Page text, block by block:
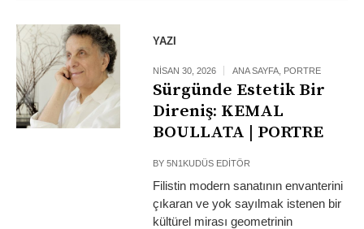
YAZI
NISAN 30, 2026 ANA SAYFA PORTRE
Sürgünde Estetik Bir
Direniş: KEMAL
BOULLATA | PORTRE
BY5N1KUDÜS EDITÖR
Filistin modern sanatının envanterini
çıkaran ve yok sayılmak istenen bir
kültürel mirası geometrinin